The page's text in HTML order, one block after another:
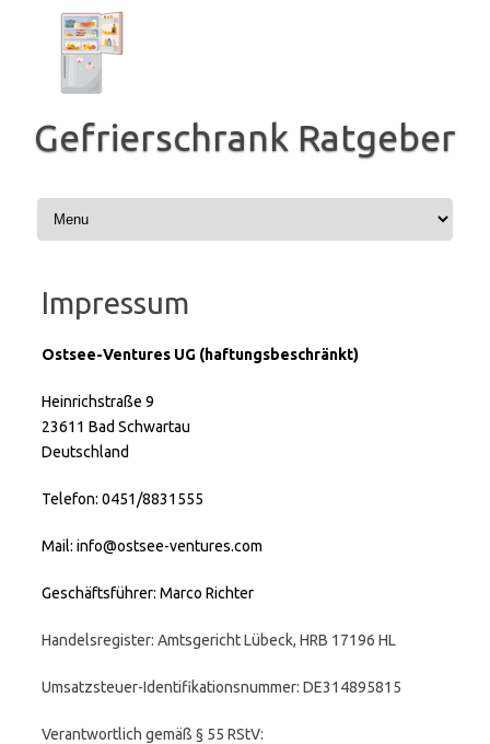
springen
Gefrierschrank Ratgeber
Impressum
Ostsee-Ventures UG (haftungsbeschränkt)
Heinrichstraße 9
23611 Bad Schwartau
Deutschland
Telefon: 0451/8831555
Mail: info@ostsee-ventures.com
Geschäftsführer: Marco Richter
Handelsregister: Amtsgericht Lübeck, HRB 17196 HL
Umsatzsteuer-Identifikationsnummer: DE314895815
Verantwortlich gemäß § 55 RStV: